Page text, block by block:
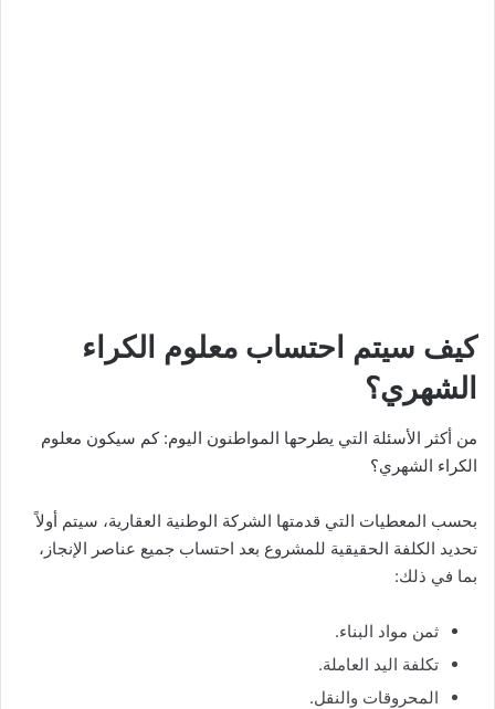
كيف سيتم احتساب معلوم الكراء
الشهري؟
من أكثر الأسئلة التي يطرحها المواطنون اليوم: كم سيكون معلوم
الكراء الشهري؟
بحسب المعطيات التي قدمتها الشركة الوطنية العقارية، سيتم أولاً
تحديد الكلفة الحقيقية للمشروع بعد احتساب جميع عناصر الإنجاز،
بما في ذلك:
ثمن مواد البناء.
تكلفة اليد العاملة.
المحروقات والنقل.